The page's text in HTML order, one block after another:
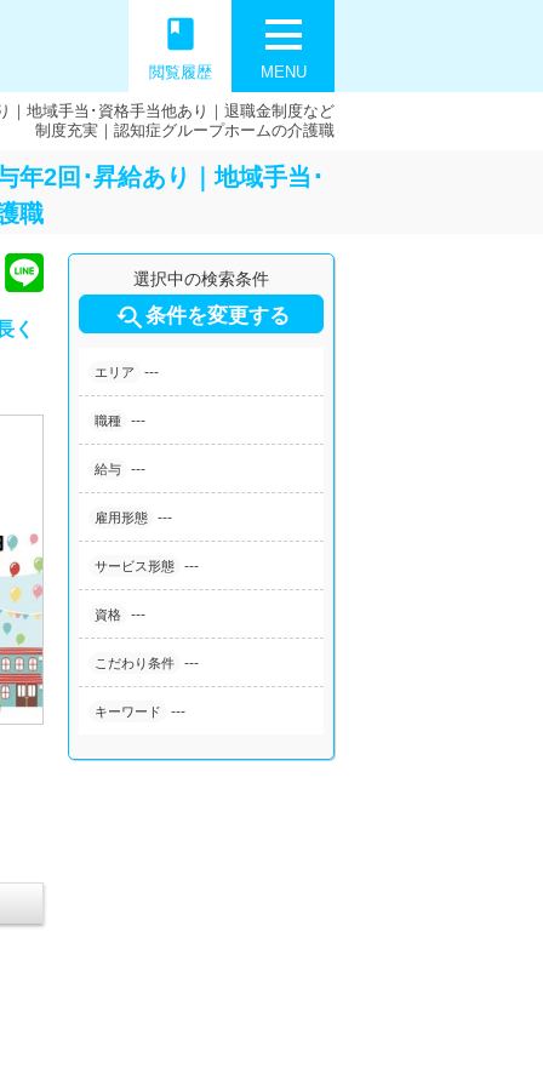
MENU
book
閲覧履歴
｜地域手当･資格手当他あり｜退職金制度など
制度充実｜認知症グループホームの介護職
年2回･昇給あり｜地域手当･
職
選択中の検索条件
条件を変更する
エリア ---
職種 ---
給与 ---
雇用形態 ---
サービス形態 ---
資格 ---
こだわり条件 ---
キーワード ---
く